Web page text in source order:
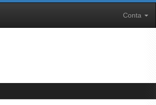
Conta